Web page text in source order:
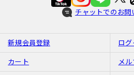
チャットでのお問
新規会員登録 ログ
カート メ